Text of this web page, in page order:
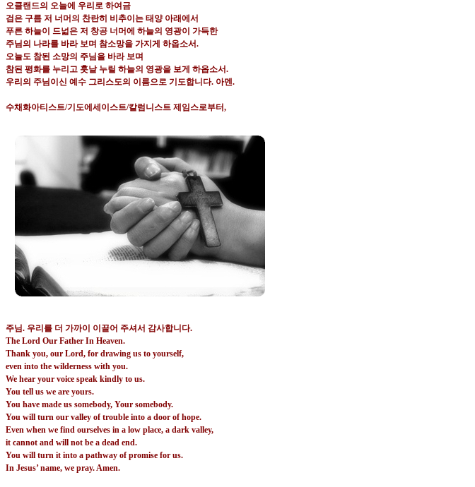
오클랜드의 오늘에 우리로 하여금
검은 구름 저 너머의 찬란히 비추이는 태양 아래에서
푸른 하늘이 드넓은 저 창공 너머에 하늘의 영광이 가득한
주님의 나라를 바라 보며 참소망을 가지게 하옵소서.
오늘도 참된 소망의 주님을 바라 보며
참된 평화를 누리고 훗날 누릴 하늘의 영광을 보게 하옵소서.
우리의 주님이신 예수 그리스도의 이름으로 기도합니다. 아멘.
수채화아티스트/기도에세이스트/칼럼니스트 제임스로부터,
주님. 우리를 더 가까이 이끌어 주셔서 감사합니다.
The Lord Our Father In Heaven.
Thank you, our Lord, for drawing us to yourself,
even into the wilderness with you.
We hear your voice speak kindly to us.
You tell us we are yours.
You have made us somebody, Your somebody.
You will turn our valley of trouble into a door of hope.
Even when we find ourselves in a low place, a dark valley,
it cannot and will not be a dead end.
You will turn it into a pathway of promise for us.
In Jesus’ name, we pray. Amen.